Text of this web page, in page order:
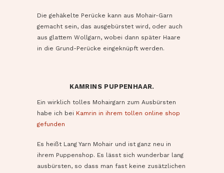
Die gehäkelte Perücke kann aus Mohair-Garn
gemacht sein, das ausgebürstet wird, oder auch
aus glattem Wollgarn, wobei dann später Haare
in die Grund-Perücke eingeknüpft werden.
KAMRINS PUPPENHAAR.
Ein wirklich tolles Mohairgarn zum Ausbürsten
habe ich bei Kamrin in ihrem tollen online shop
gefunden
Es heißt Lang Yarn Mohair und ist ganz neu in
ihrem Puppenshop. Es lässt sich wunderbar lang
ausbürsten, so dass man fast keine zusätzlichen